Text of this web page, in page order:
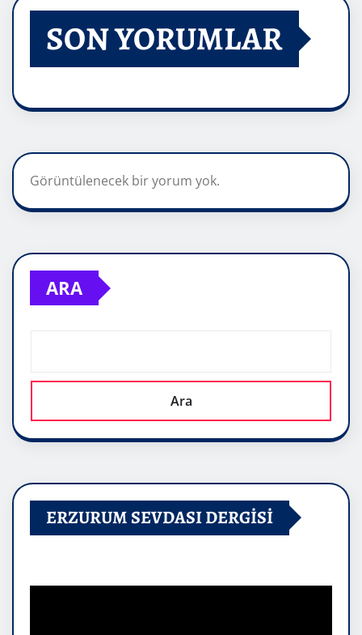
SON YORUMLAR
Görüntülenecek bir yorum yok.
ARA
Ara
ERZURUM SEVDASI DERGİSİ